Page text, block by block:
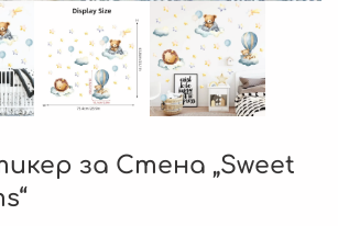
за Стена „Sweet